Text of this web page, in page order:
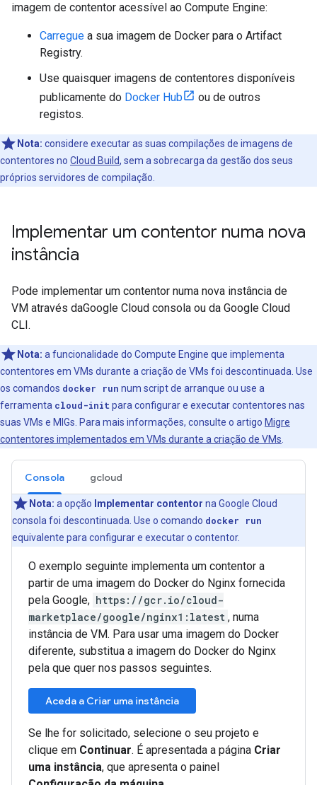
imagem de contentor acessível ao Compute Engine:
Carregue a sua imagem de Docker para o Artifact
Registry.
Use quaisquer imagens de contentores disponíveis
publicamente do Docker Hub
ou de outros
registos.
Nota: considere executar as suas compilações de imagens de
contentores no Cloud Build, sem a sobrecarga da gestão dos seus
próprios servidores de compilação.
Implementar um contentor numa nova
instância
Pode implementar um contentor numa nova instância de
VM através daGoogle Cloud consola ou da Google Cloud
CLI.
Nota: a funcionalidade do Compute Engine que implementa
contentores em VMs durante a criação de VMs foi descontinuada. Use
os comandos docker run num script de arranque ou use a
ferramenta cloud-init para configurar e executar contentores nas
suas VMs e MIGs. Para mais informações, consulte o artigo Migre
contentores implementados em VMs durante a criação de VMs
Consola gcloud
Nota: a opção Implementar contentor na Google Cloud
consola foi descontinuada. Use o comando docker run
equivalente para configurar e executar o contentor.
O exemplo seguinte implementa um contentor a
partir de uma imagem do Docker do Nginx fornecida
pela Google, https://gcr.io/cloud-
marketplace/google/nginx1:latest , numa
instância de VM. Para usar uma imagem do Docker
diferente, substitua a imagem do Docker do Nginx
pela que quer nos passos seguintes.
Aceda a Criar uma instância
Se lhe for solicitado, selecione o seu projeto e
clique em Continuar. É apresentada a página Criar
uma instância, que apresenta o painel